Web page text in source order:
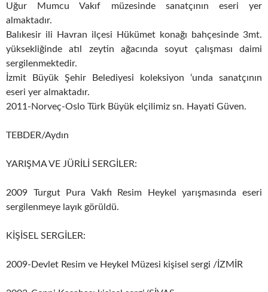
Uğur Mumcu Vakıf müzesinde sanatçının eseri yer
almaktadır.
Balıkesir ili Havran ilçesi Hükümet konağı bahçesinde 3mt.
yüksekliğinde atıl zeytin ağacında soyut çalışması daimi
sergilenmektedir.
İzmit Büyük Şehir Belediyesi koleksiyon ‘unda sanatçının
eseri yer almaktadır.
2011-Norveç-Oslo Türk Büyük elçilimiz sn. Hayati Güven.
TEBDER/Aydın
YARIŞMA VE JÜRİLİ SERGİLER:
2009 Turgut Pura Vakfı Resim Heykel yarışmasında eseri
sergilenmeye layık görüldü.
KİŞİSEL SERGİLER:
2009-Devlet Resim ve Heykel Müzesi kişisel sergi /İZMİR